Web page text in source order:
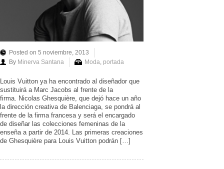
Posted on 5 noviembre, 2013
By Minerva Santana Moda portada
Louis Vuitton ya ha encontrado al diseñador que
sustituirá a Marc Jacobs al frente de la
firma. Nicolas Ghesquière, que dejó hace un año
la dirección creativa de Balenciaga, se pondrá al
frente de la firma francesa y será el encargado
de diseñar las colecciones femeninas de la
enseña a partir de 2014. Las primeras creaciones
de Ghesquière para Louis Vuitton podrán […]